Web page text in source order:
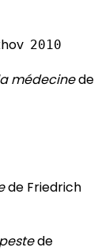
2010
médecinede
de Friedrich
de